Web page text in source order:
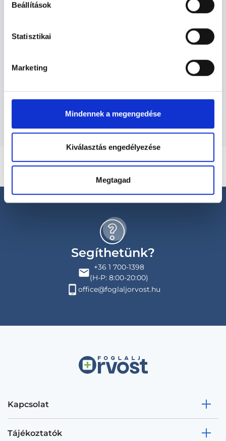
Beállítások
Statisztikai
Marketing
Mindennek a megengedése
Kiválasztás engedélyezése
Megtagad
Dietetika TERÜLETHEZ KAPCSOLÓDÓ
Szolgáltatások
Budapesti és vidéki dietetikus orvosok
Segíthetünk?
+36 1 700-1398
(H-P: 8:00-20:00)
office@foglaljorvost.hu
Kapcsolat
Tájékoztatók